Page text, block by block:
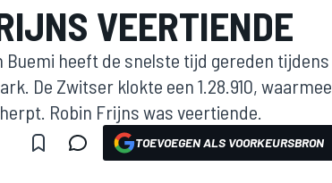
VEERTIENDE
heeft de snelste tijd gereden tijdens
De Zwitser klokte een 1.28.910, waarmee
Robin Frijns was veertiende.
TOEVOEGEN ALS VOORKEURSBRON